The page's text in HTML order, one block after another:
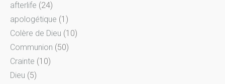
afterlife (24)
apologétique (1)
Colère de Dieu (10)
Communion (50)
Crainte (10)
Dieu (5)